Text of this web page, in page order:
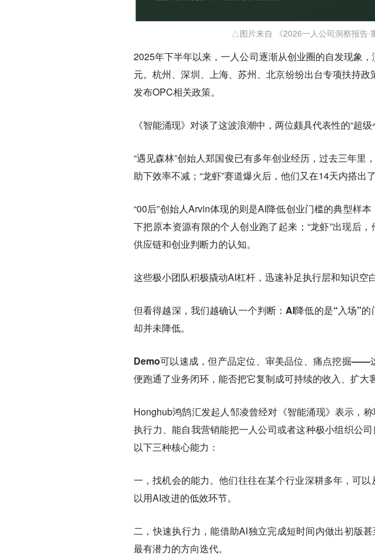
△图片来自 《2026一人公司洞察报告·
2025年下半年以来，一人公司逐渐从创业圈的自发现象
元。杭州、深圳、上海、苏州、北京纷纷出台专项扶持
发布OPC相关政策。
《智能涌现》对谈了这波浪潮中，两位颇具代表性的“超级
“遇见森林”创始人郑国俊已有多年创业经历，过去三年里
助下效率不减；“龙虾”赛道爆火后，他们又在14天内搭出
“00后”创始人Arvin体现的则是AI降低创业门槛的典型样
下把原本资源有限的个人创业跑了起来；“龙虾”出现后
供应链和创业判断力的认知。
这些极小团队积极撬动AI杠杆，迅速补足执行层和知识空
但看得越深，我们越确认一个判断：AI降低的是“入场”
却并未降低。
Demo可以速成，但产品定位、审美品位、痛点挖掘——
便跑通了业务闭环，能否把它复制成可持续的收入、扩大
Honghub鸿鹄汇发起人邹凌曾经对《智能涌现》表示，
执行力、能自我营销能把一人公司或者这种极小组织公
以下三种核心能力：
一，找机会的能力。他们往往在某个行业深耕多年，可
以用AI改进的低效环节。
二，快速执行力，能借助AI独立完成短时间内做出初版
最有潜力的方向迭代。